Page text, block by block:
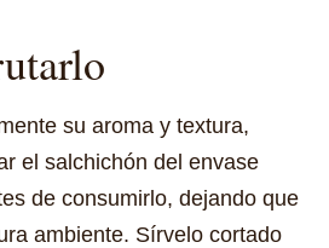
su aroma y textura,
el salchichón del envase
de consumirlo, dejando que
ambiente. Sírvelo cortado